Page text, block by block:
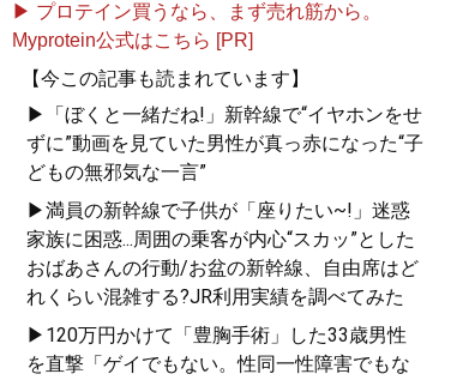
▶ プロテイン買うなら、まず売れ筋から。
Myprotein公式はこちら [PR]
【今この記事も読まれています】
▶「ぼくと一緒だね!」新幹線で“イヤホンをせ
ずに”動画を見ていた男性が真っ赤になった“子
どもの無邪気な一言”
▶満員の新幹線で子供が「座りたい~!」迷惑
家族に困惑...周囲の乗客が内心“スカッ”とした
おばあさんの行動/お盆の新幹線、自由席はど
れくらい混雑する?JR利用実績を調べてみた
▶120万円かけて「豊胸手術」した33歳男性
を直撃「ゲイでもない。性同一性障害でもな